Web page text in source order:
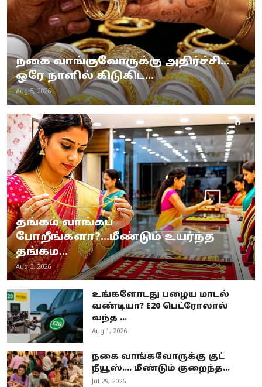
நகை வாங்குவோருக்கு அதிர்ச்சி...
ஒரே நாளில் கிடுகிட...
Aug 5, 2026
தங்கம் வாங்கப்
போறீங்களா?...மீண்டும் உயர்ந்த
தங்கம...
Aug 3, 2026
உங்களோடது பழைய மாடல்
வண்டியா? E20 பெட்ரோலால்
வந்த ...
Aug 1, 2026
நகை வாங்கவோருக்கு குட்
நீயூஸ்.... மீண்டும் குறைந்த...
Jul 29, 2026